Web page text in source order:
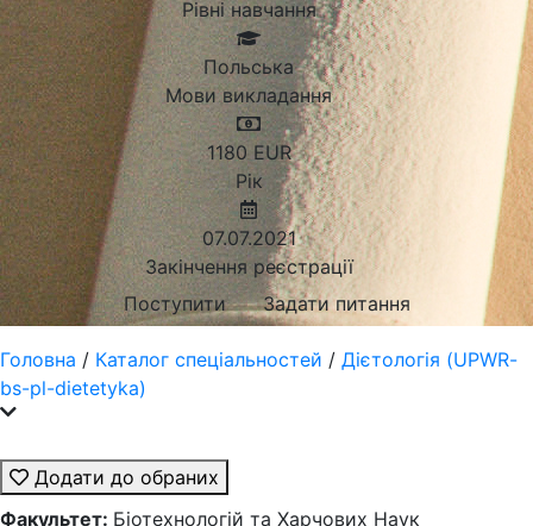
Рівні навчання
Польська
Мови викладання
1180 EUR
Рік
07.07.2021
Закінчення реєстрації
Поступити
Задати питання
Головна / Каталог спеціальностей / Дієтологія (UPWR-
bs-pl-dietetyka)
Додати до обраних
Факультет: Біотехнологій та Харчових Наук